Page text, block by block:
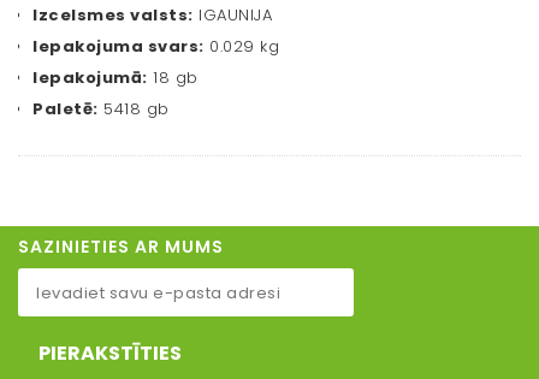
Izcelsmes valsts: IGAUNIJA
Iepakojuma svars: 0.029 kg
Iepakojumā: 18 gb
Paletē: 5418 gb
SAZINIETIES AR MUMS
PIERAKSTĪTIES